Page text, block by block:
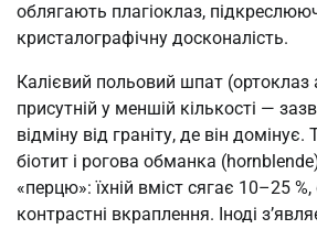
облягають плагіоклаз,
кристалографічну досконалість.
Калієвий польовий шпат (ортоклаз
присутній у меншій кількості —
відміну від граніту, де він
біотит і рогова обманка
«перцю»: їхній вміст сягає 10–25
контрастні вкраплення. Іноді